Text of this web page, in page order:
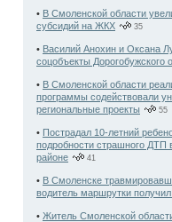
• В Смоленской области
субсидий на ЖКХ
35
• Василий Анохин и Оксана
соцобъекты Дорогобужского
• В Смоленской области
программы содействовали
региональные проекты
55
• Пострадал 10-летний
подробности страшного ДТП
районе
41
• В Смоленске
водитель маршрутки
• Житель Смоленской